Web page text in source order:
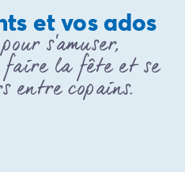
et vos ados
s'amuser,
faire la fête et se
entre copains.